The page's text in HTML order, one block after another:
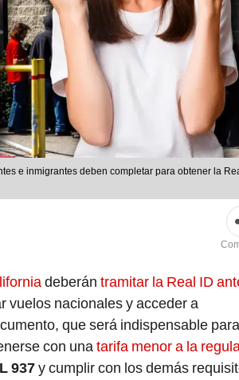
e inmigrantes deben completar para obtener la
deberán tramitar la Real ID
vuelos nacionales y acceder a
que será indispensable
con unatarifa menor a la
937y cumplir con los demás